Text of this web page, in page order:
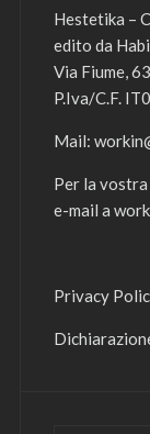
Hestetika –
edito da
Via Fiume,
P.Iva/C.F.
Mail:
Per la
e-mail a
Privacy